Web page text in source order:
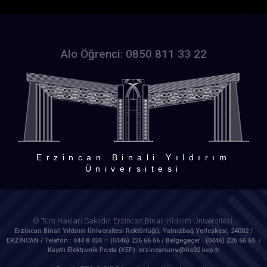
Alo Öğrenci: 0850 811 33 22
Erzincan Binali Yıldırım
Üniversitesi
© Tüm Hakları Saklıdır. Erzincan Binali Yıldırım Üniversitesi.
Erzincan Binali Yıldırım Üniversitesi Rektörlüğü, Yalnızbağ Yerleşkesi, 24002 /
ERZİNCAN / Telefon : 444 8 024 – (0446) 226 66 66 / Belgegeçer : (0446) 226 66 65 /
Kayıtlı Elektronik Posta (KEP): erzincanunv@hs02.kep.tr